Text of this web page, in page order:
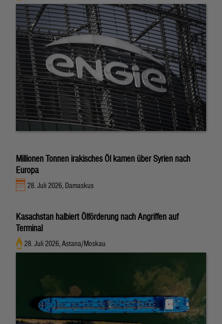
Millionen Tonnen irakisches Öl kamen über Syrien nach
Europa
28. Juli 2026, Damaskus
Kasachstan halbiert Ölförderung nach Angriffen auf
Terminal
28. Juli 2026, Astana/Moskau